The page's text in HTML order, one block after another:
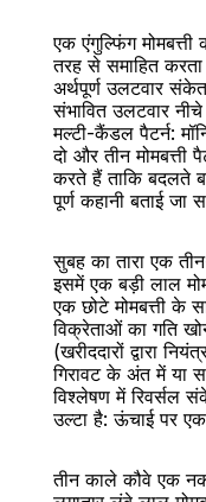
एक एंगुल्फिंग मोमबत्ती
तरह से समाहित
अर्थपूर्ण उलटवार
संभावित उलटवार
मल्टी-कैंडल पैटर्न:
दो और तीन मोमबत्ती
करते हैं ताकि बदलते
पूर्ण कहानी बताई जा
सुबह का तारा एक
इसमें एक बड़ी लाल
एक छोटे मोमबत्ती के
विक्रेताओं का गति
(खरीददारों द्वारा
गिरावट के अंत में या
विश्लेषण में रिवर्सल
उल्टा है: ऊंचाई पर एक
तीन काले कौवे एक